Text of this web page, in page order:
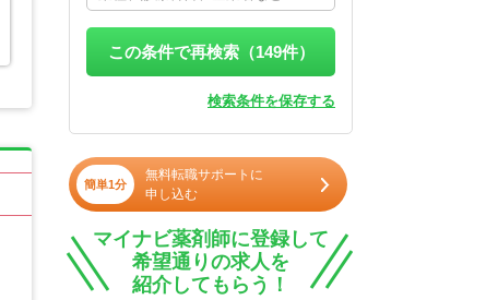
この条件で再検索（149件）
検索条件を保存する
簡単1分
無料転職サポートに
申し込む
マイナビ薬剤師に登録して
希望通りの求人を
紹介してもらう！